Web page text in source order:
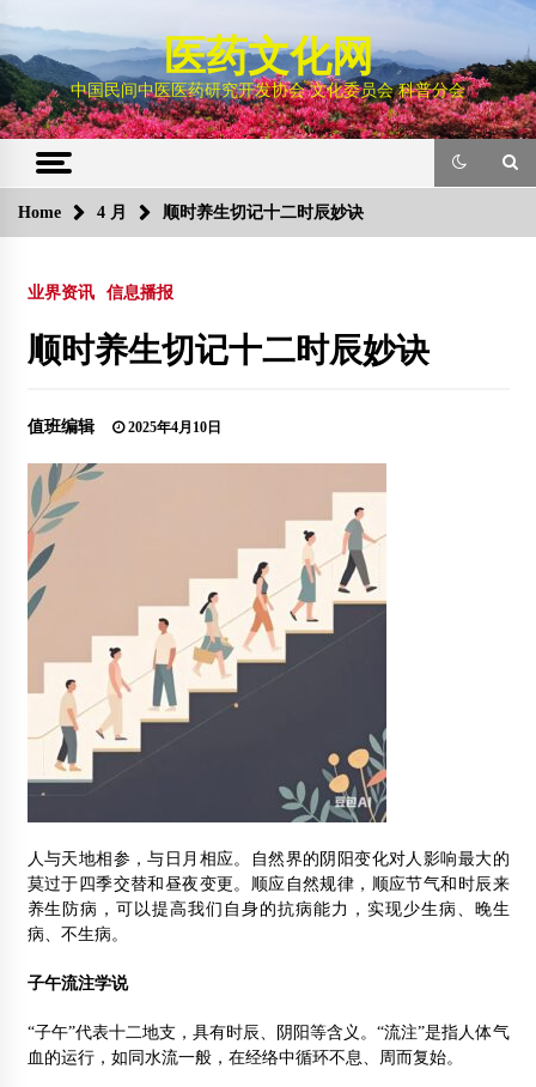
content
医药文化网
中国民间中医医药研究开发协会 文化委员会 科普分会
Home 4 月 顺时养生切记十二时辰妙诀
业界资讯 信息播报
顺时养生切记十二时辰妙诀
值班编辑 2025年4月10日
人与天地相参，与日月相应。自然界的阴阳变化对人影响最大的
莫过于四季交替和昼夜变更。顺应自然规律，顺应节气和时辰来
养生防病，可以提高我们自身的抗病能力，实现少生病、晚生
病、不生病。
子午流注学说
“子午”代表十二地支，具有时辰、阴阳等含义。“流注”是指人体气
血的运行，如同水流一般，在经络中循环不息、周而复始。